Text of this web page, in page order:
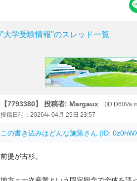
"大学受験情報"のスレッド一覧
【7793380】 投稿者: Margaux
投稿日時：2026年 04月 29日 23:57
この書き込みはどんな施策さん (ID:
前提が古杉。